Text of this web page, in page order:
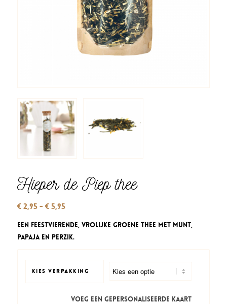
Hieper de Piep thee
€2,95 - €5,95Prijsklasse:
tot
€ 5,95
Een feestvierende, vrolijke Groene thee met munt,
Papaja en perzik.
KIES VERPAKKING
Voeg een gepersonaliseerde kaart